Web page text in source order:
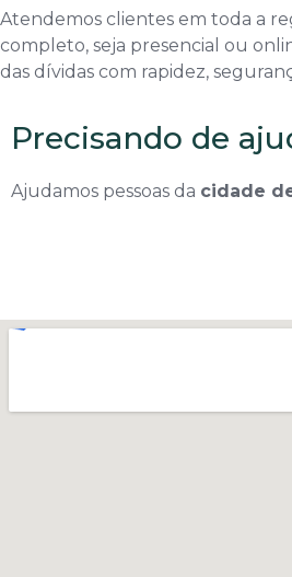
Atendemos clientes em toda a
completo, seja presencial ou
das dívidas com rapidez,
Precisando de
Ajudamos pessoas da cidade